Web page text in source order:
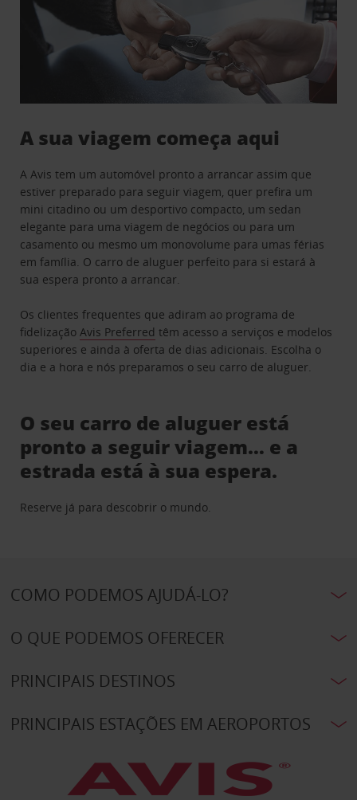
A sua viagem começa aqui
A Avis tem um automóvel pronto a arrancar assim que
estiver preparado para seguir viagem, quer prefira um
mini citadino ou um desportivo compacto, um sedan
elegante para uma viagem de negócios ou para um
casamento ou mesmo um monovolume para umas férias
em família. O carro de aluguer perfeito para si estará à
sua espera pronto a arrancar.
Os clientes frequentes que adiram ao programa de
fidelizaçãoAvis Preferred têm acesso a serviços e modelos
superiores e ainda à oferta de dias adicionais. Escolha o
dia e a hora e nós preparamos o seu carro de aluguer.
O seu carro de aluguer está
pronto a seguir viagem… e a
estrada está à sua espera.
Reserve já para descobrir o mundo.
COMO PODEMOS AJUDÁ-LO?
O QUE PODEMOS OFERECER
PRINCIPAIS DESTINOS
PRINCIPAIS ESTAÇÕES EM AEROPORTOS